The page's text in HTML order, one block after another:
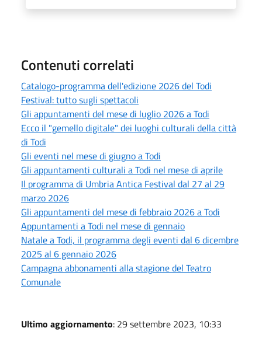
Contenuti correlati
Catalogo-programma dell'edizione 2026 del Todi
Festival: tutto sugli spettacoli
Gli appuntamenti del mese di luglio 2026 a Todi
Ecco il "gemello digitale" dei luoghi culturali della città
di Todi
Gli eventi nel mese di giugno a Todi
Gli appuntamenti culturali a Todi nel mese di aprile
Il programma di Umbria Antica Festival dal 27 al 29
marzo 2026
Gli appuntamenti del mese di febbraio 2026 a Todi
Appuntamenti a Todi nel mese di gennaio
Natale a Todi, il programma degli eventi dal 6 dicembre
2025 al 6 gennaio 2026
Campagna abbonamenti alla stagione del Teatro
Comunale
Ultimo aggiornamento: 29 settembre 2023, 10:33